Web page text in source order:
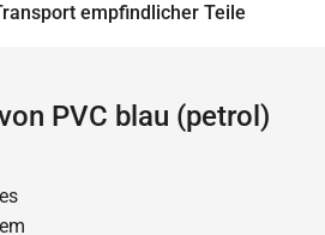
empfindlicher Teile
PVC blau (petrol)